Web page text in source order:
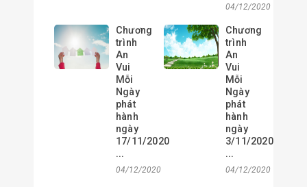
04/12/2020
Chương
trình
An
Vui
Mỗi
Ngày
phát
hành
ngày
17/11/2020
...
04/12/2020
Chương
trình
An
Vui
Mỗi
Ngày
phát
hành
ngày
3/11/2020
...
04/12/2020